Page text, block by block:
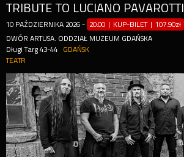
TRIBUTE TO LUCIANO PAVAROTTI
10 PAŹDZIERNIKA 2026 - 20:00 | KUP-BILET |107.90zł
DWÓR ARTUSA. ODDZIAŁ MUZEUM GDAŃSKA
Długi Targ 43-44
GDAŃSK
TEATR